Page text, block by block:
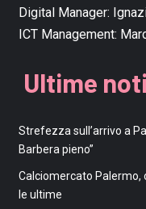
Digital Manager:
ICT Management:
Ultime
Strefezza sull’arrivo a
Barbera pieno”
Calciomercato Palermo,
le ultime